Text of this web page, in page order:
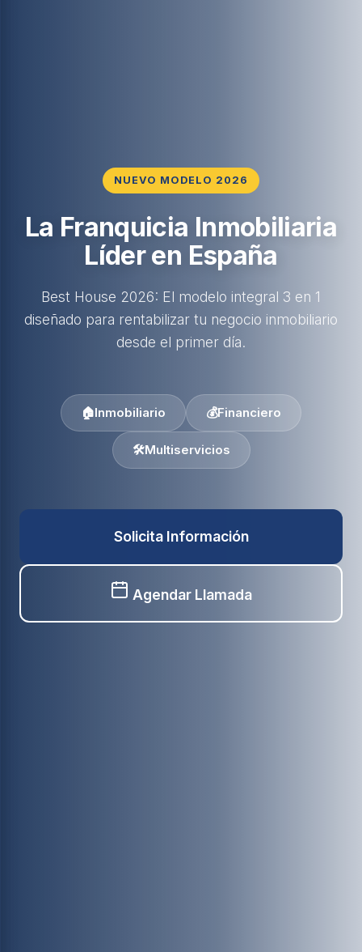
NUEVO MODELO 2026
La Franquicia Inmobiliaria
Líder en España
Best House 2026: El modelo integral 3 en 1
diseñado para rentabilizar tu negocio inmobiliario
desde el primer día.
🏠Inmobiliario 💰Financiero
🛠️Multiservicios
Solicita Información
Agendar Llamada